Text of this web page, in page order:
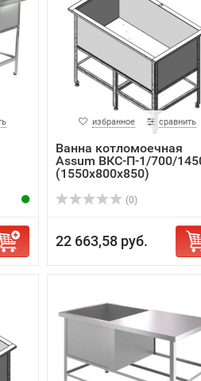
избранное сравнить
Ванна котломоечная
Assum ВКС-П-1/700/
(1550х800х850)
(0)
22 663,58 руб.